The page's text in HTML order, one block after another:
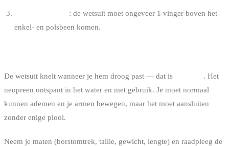
: de wetsuit moet ongeveer 1 vinger boven het
enkel- en polsbeen komen.
De wetsuit knelt wanneer je hem droog past — dat is
. Het
neopreen ontspant in het water en met gebruik. Je moet normaal
kunnen ademen en je armen bewegen, maar het moet aansluiten
zonder enige plooi.
Neem je maten (borstomtrek, taille, gewicht, lengte) en raadpleeg de